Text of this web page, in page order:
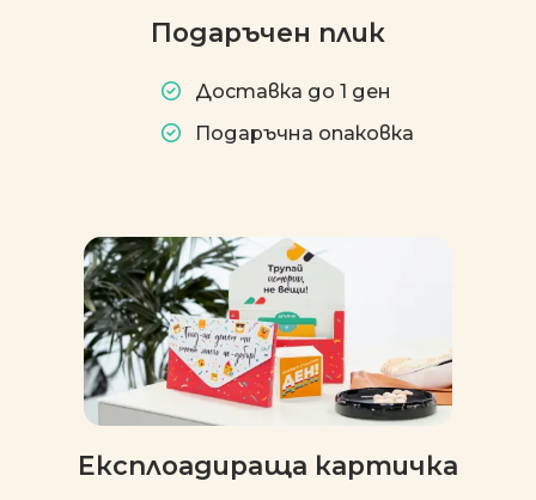
Подаръчен плик
Доставка до 1 ден
Подаръчна опаковка
Експлоадираща картичка